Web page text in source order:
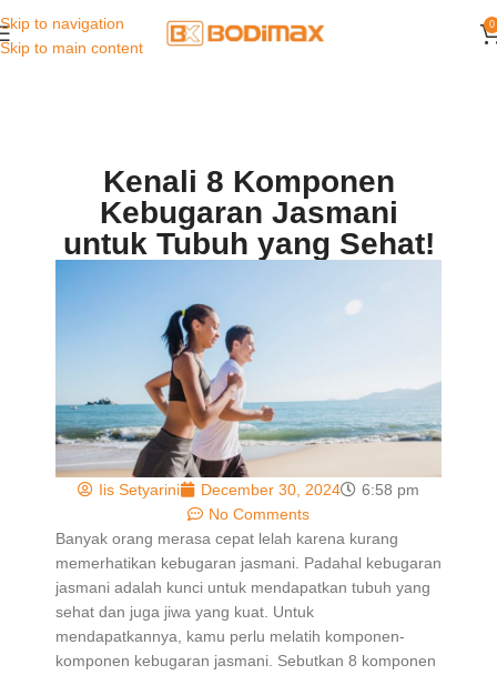
Skip to navigation
Skip to main content
0
Kenali 8 Komponen
Kebugaran Jasmani
untuk Tubuh yang Sehat!
Iis Setyarini December 30, 2024
6:58 pm
No Comments
Banyak orang merasa cepat lelah karena kurang
memerhatikan kebugaran jasmani. Padahal kebugaran
jasmani adalah kunci untuk mendapatkan tubuh yang
sehat dan juga jiwa yang kuat. Untuk
mendapatkannya, kamu perlu melatih komponen-
komponen kebugaran jasmani. Sebutkan 8 komponen